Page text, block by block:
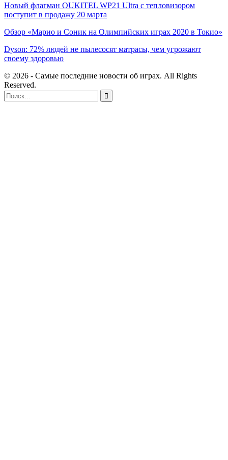
Новый флагман OUKITEL WP21 Ultra с тепловизором
поступит в продажу 20 марта
Обзор «Марио и Соник на Олимпийских играх 2020 в Токио»
Dyson: 72% людей не пылесосят матрасы, чем угрожают
своему здоровью
© 2026 - Самые последние новости об играх. All Rights
Reserved.